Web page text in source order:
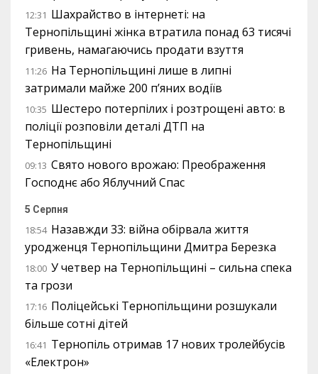
12:31 Шахрайство в інтернеті: на
Тернопільщині жінка втратила понад 63 тисячі
гривень, намагаючись продати взуття
11:26 На Тернопільщині лише в липні
затримали майже 200 п’яних водіїв
10:35 Шестеро потерпілих і розтрощені авто: в
поліції розповіли деталі ДТП на
Тернопільщині
09:13 Свято нового врожаю: Преображення
Господнє або Яблучний Спас
5 Серпня
18:54 Назавжди 33: війна обірвала життя
уродженця Тернопільщини Дмитра Березка
18:00 У четвер на Тернопільщині – сильна спека
та грози
17:16 Поліцейські Тернопільщини розшукали
більше сотні дітей
16:41 Тернопіль отримав 17 нових тролейбусів
«Електрон»